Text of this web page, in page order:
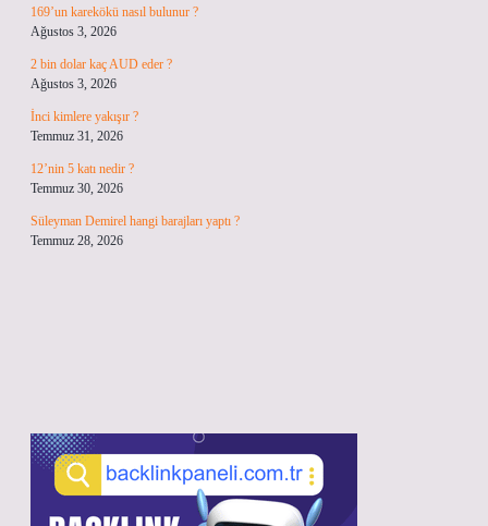
169’un karekökü nasıl bulunur ?
Ağustos 3, 2026
2 bin dolar kaç AUD eder ?
Ağustos 3, 2026
İnci kimlere yakışır ?
Temmuz 31, 2026
12’nin 5 katı nedir ?
Temmuz 30, 2026
Süleyman Demirel hangi barajları yaptı ?
Temmuz 28, 2026